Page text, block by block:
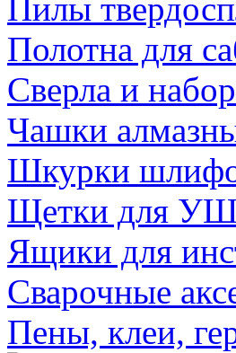
Пилы
Полотна для
Сверла и
Чашки
Шкурки
Щетки для
Ящики для
Сварочные
Пены, клеи,